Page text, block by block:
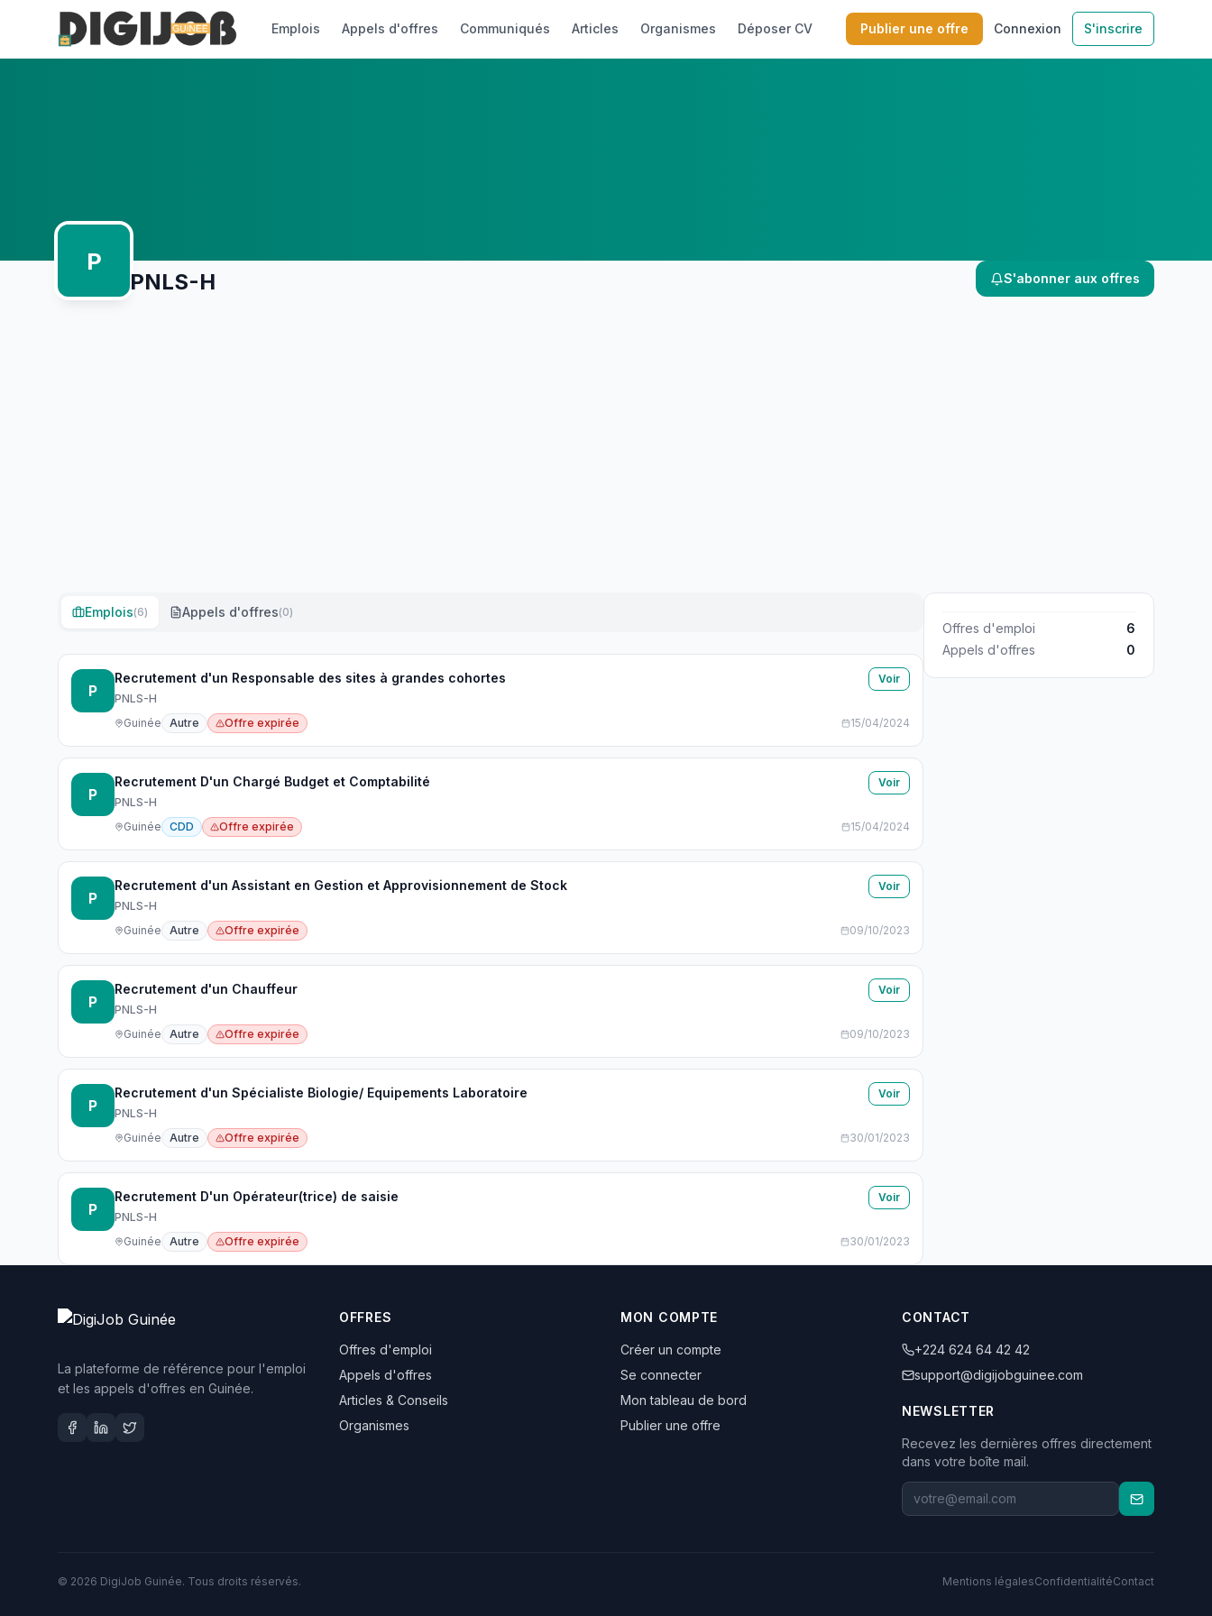
Emplois Appels d'offres Communiqués Articles Organismes Déposer CV Publier une offre Connexion S'inscrire
P
PNLS-H S'abonner aux offres
Emplois(6) Appels d'offres(0)
P
Recrutement d'un Responsable des sites à grandes cohortes
PNLS-H
Voir
Guinée Autre Offre expirée 15/04/2024
P
Recrutement D'un Chargé Budget et Comptabilité
PNLS-H
Voir
Guinée CDD Offre expirée 15/04/2024
P
Recrutement d'un Assistant en Gestion et Approvisionnement de Stock
PNLS-H
Voir
Guinée Autre Offre expirée 09/10/2023
P
Recrutement d'un Chauffeur
PNLS-H
Voir
Guinée Autre Offre expirée 09/10/2023
P
Recrutement d'un Spécialiste Biologie/ Equipements Laboratoire
PNLS-H
Voir
Guinée Autre Offre expirée 30/01/2023
P
Recrutement D'un Opérateur(trice) de saisie
PNLS-H
Voir
Guinée Autre Offre expirée 30/01/2023
Offres d'emploi
6
Appels d'offres
0
La plateforme de référence pour l'emploi
et les appels d'offres en Guinée.
OFFRES
Offres d'emploi
Appels d'offres
Articles & Conseils
Organismes
MON COMPTE
Créer un compte
Se connecter
Mon tableau de bord
Publier une offre
CONTACT
+224 624 64 42 42
support@digijobguinee.com
NEWSLETTER
Recevez les dernières offres directement
dans votre boîte mail.
© 2026 DigiJob Guinée. Tous droits réservés. Mentions légalesConfidentialitéContact